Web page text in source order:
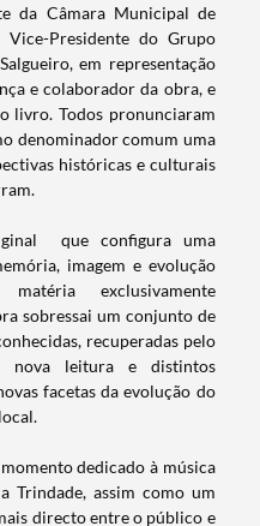
da Câmara Municipal de
Vice-Presidente do Grupo
em representação
e colaborador da obra, e
livro. Todos pronunciaram
denominador comum uma
históricas e culturais
que configura uma
imagem e evolução
exclusivamente
sobressai um conjunto de
recuperadas pelo
leitura e distintos
facetas da evolução do
dedicado à música
Trindade, assim como um
directo entre o público e